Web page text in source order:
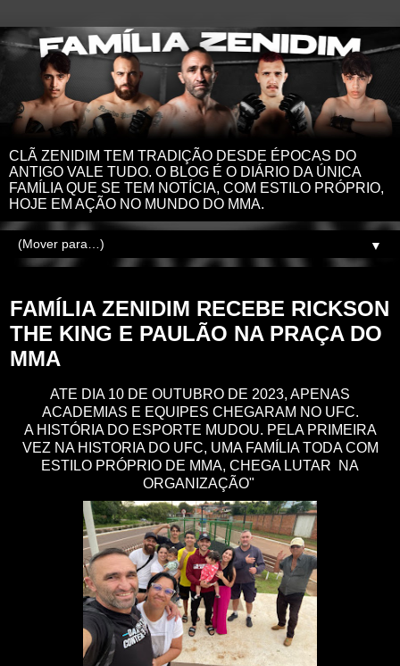
CLÃ ZENIDIM TEM TRADIÇÃO DESDE ÉPOCAS DO
ANTIGO VALE TUDO. O BLOG É O DIÁRIO DA ÚNICA
FAMÍLIA QUE SE TEM NOTÍCIA, COM ESTILO PRÓPRIO,
HOJE EM AÇÃO NO MUNDO DO MMA.
▼
FAMÍLIA ZENIDIM RECEBE RICKSON
THE KING E PAULÃO NA PRAÇA DO
MMA
ATE DIA 10 DE OUTUBRO DE 2023, APENAS
ACADEMIAS E EQUIPES CHEGARAM NO UFC.
A HISTÓRIA DO ESPORTE MUDOU. PELA PRIMEIRA
VEZ NA HISTORIA DO UFC, UMA FAMÍLIA TODA COM
ESTILO PRÓPRIO DE MMA, CHEGA LUTAR NA
ORGANIZAÇÃO"